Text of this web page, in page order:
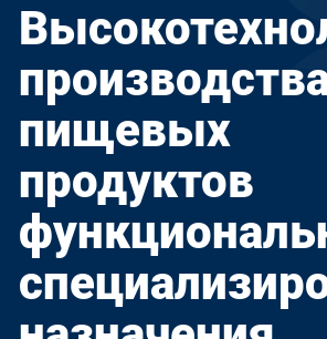
пищевых
продуктов